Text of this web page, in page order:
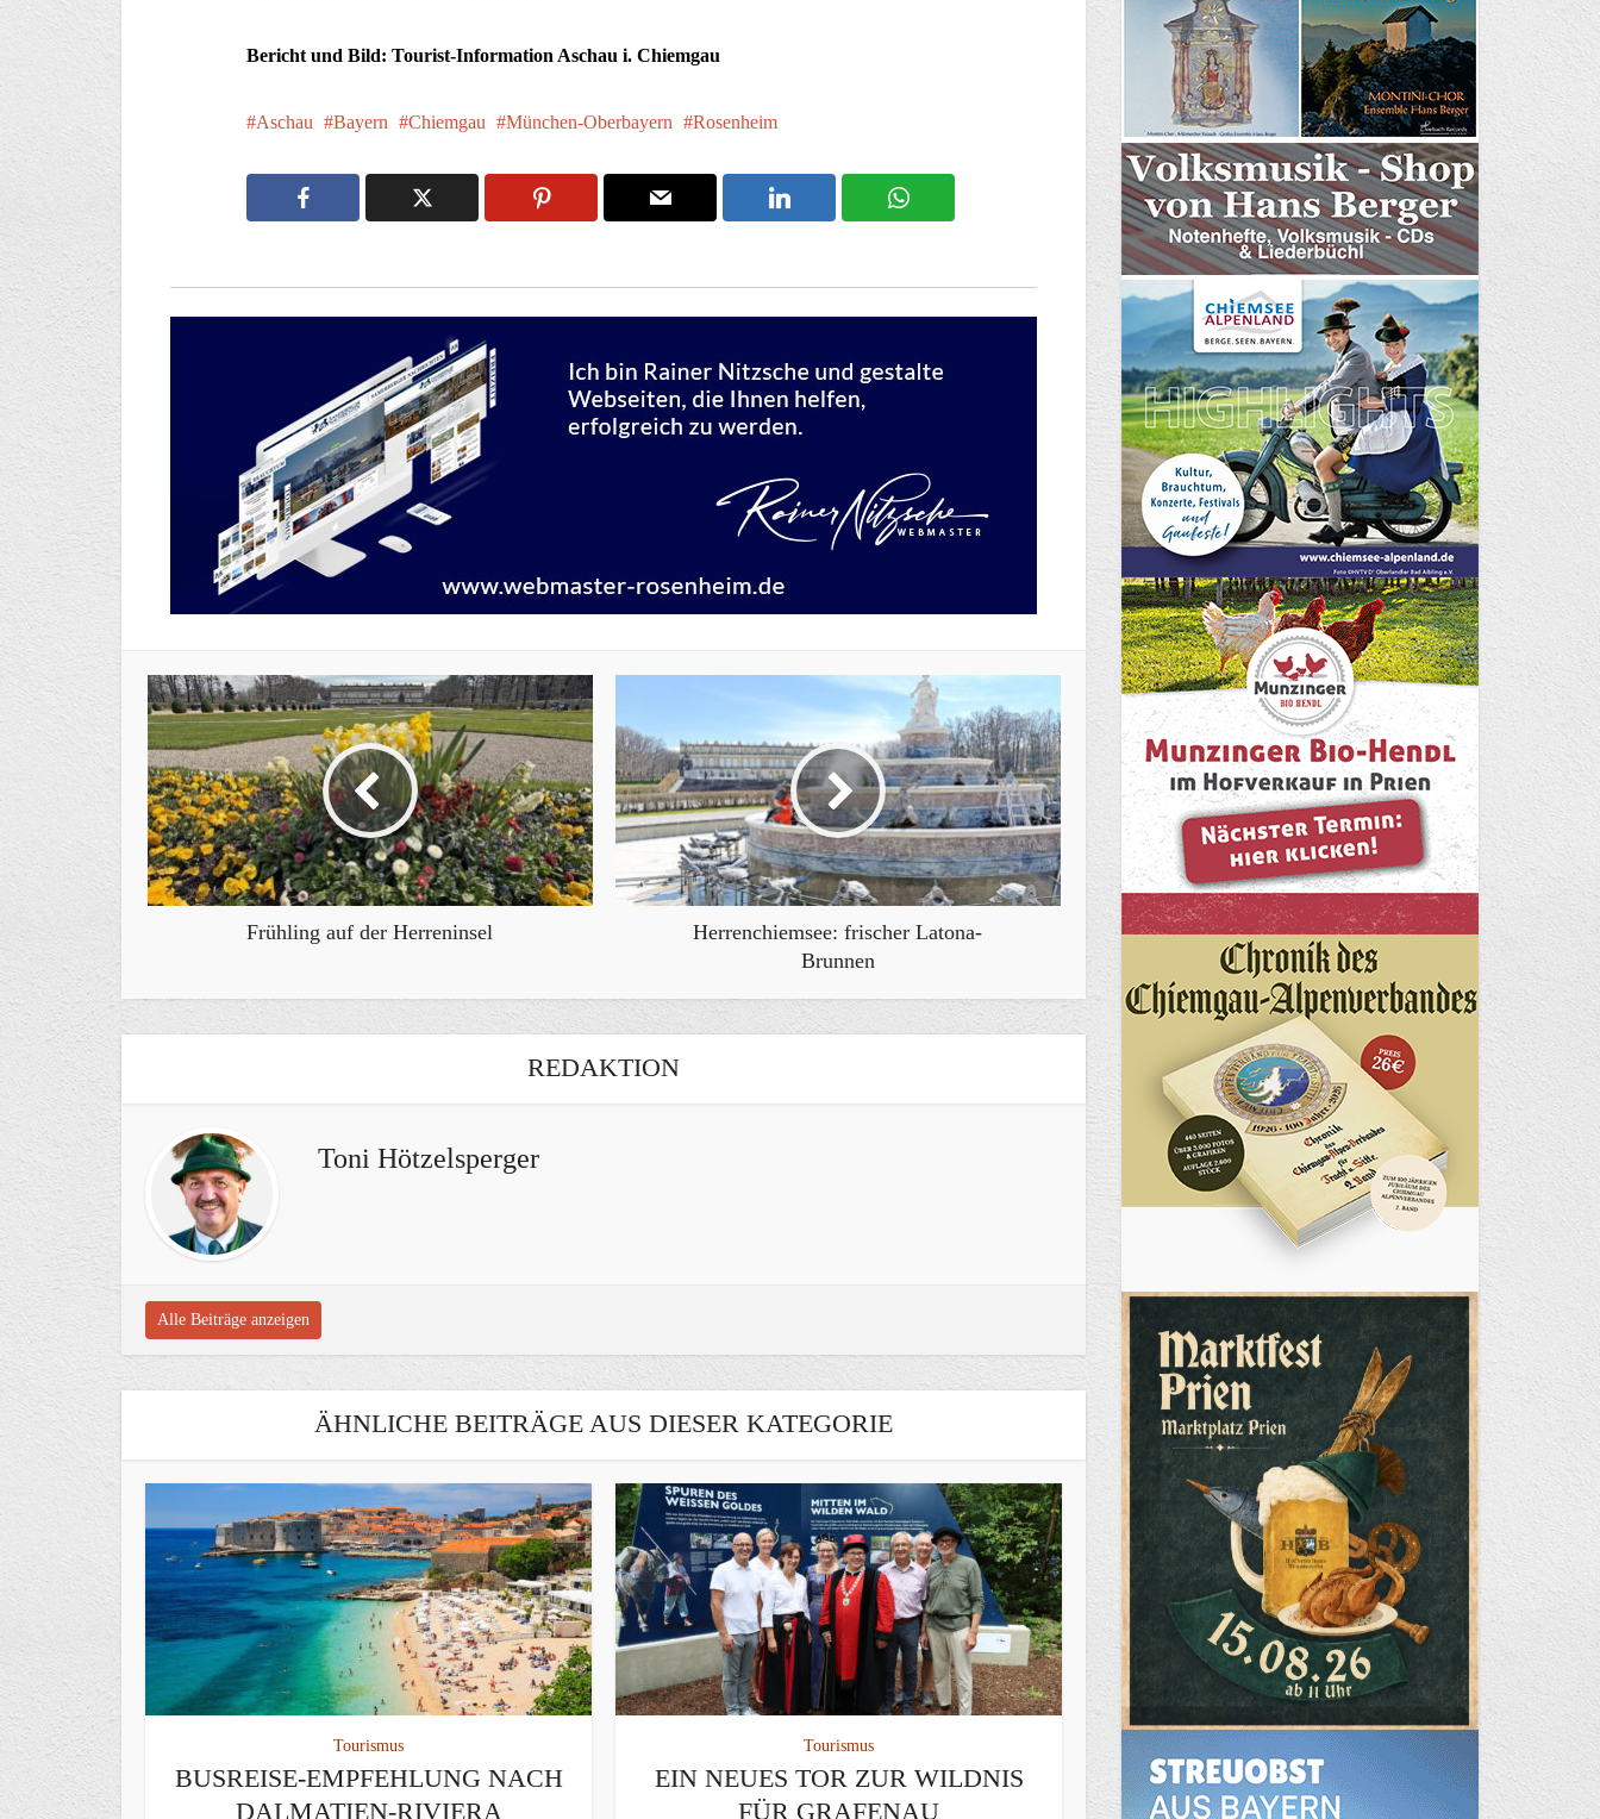
Bericht und Bild: Tourist-Information Aschau i. Chiemgau
Aschau Bayern Chiemgau München-Oberbayern Rosenheim
Frühling auf der Herreninsel
Herrenchiemsee: frischer Latona-
Brunnen
REDAKTION
Toni Hötzelsperger
Alle Beiträge anzeigen
ÄHNLICHE BEITRÄGE AUS DIESER KATEGORIE
Tourismus
BUSREISE-EMPFEHLUNG NACH
DALMATIEN-RIVIERA
Tourismus
EIN NEUES TOR ZUR WILDNIS
FÜR GRAFENAU